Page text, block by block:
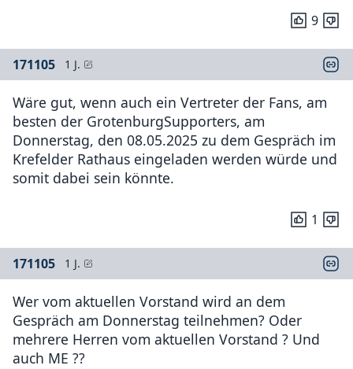
9
171105 1 J.
Wäre gut, wenn auch ein Vertreter der Fans, am
besten der GrotenburgSupporters, am
Donnerstag, den 08.05.2025 zu dem Gespräch im
Krefelder Rathaus eingeladen werden würde und
somit dabei sein könnte.
1
171105 1 J.
Wer vom aktuellen Vorstand wird an dem
Gespräch am Donnerstag teilnehmen? Oder
mehrere Herren vom aktuellen Vorstand ? Und
auch ME ??